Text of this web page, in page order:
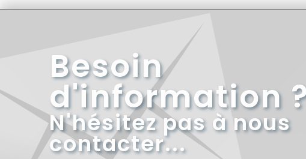
Besoin
d'information
N'hésitez pas à nous
contacter...